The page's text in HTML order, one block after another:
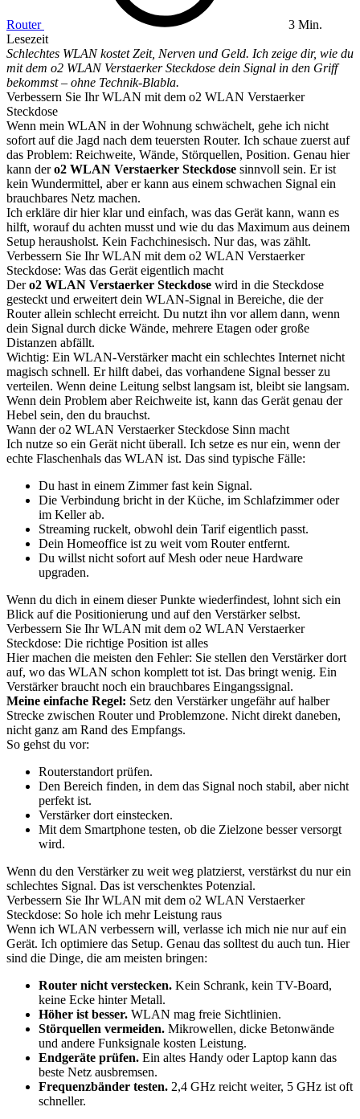
Router
3 Min.
Lesezeit
Schlechtes WLAN kostet Zeit, Nerven und Geld. Ich zeige dir, wie du
mit dem o2 WLAN Verstaerker Steckdose dein Signal in den Griff
bekommst – ohne Technik-Blabla.
Verbessern Sie Ihr WLAN mit dem o2 WLAN Verstaerker
Steckdose
Wenn mein WLAN in der Wohnung schwächelt, gehe ich nicht
sofort auf die Jagd nach dem teuersten Router. Ich schaue zuerst auf
das Problem: Reichweite, Wände, Störquellen, Position. Genau hier
kann dero2 WLAN Verstaerker Steckdose sinnvoll sein. Er ist
kein Wundermittel, aber er kann aus einem schwachen Signal ein
brauchbares Netz machen.
Ich erkläre dir hier klar und einfach, was das Gerät kann, wann es
hilft, worauf du achten musst und wie du das Maximum aus deinem
Setup herausholst. Kein Fachchinesisch. Nur das, was zählt.
Verbessern Sie Ihr WLAN mit dem o2 WLAN Verstaerker
Steckdose: Was das Gerät eigentlich macht
Dero2 WLAN Verstaerker Steckdose wird in die Steckdose
gesteckt und erweitert dein WLAN-Signal in Bereiche, die der
Router allein schlecht erreicht. Du nutzt ihn vor allem dann, wenn
dein Signal durch dicke Wände, mehrere Etagen oder große
Distanzen abfällt.
Wichtig: Ein WLAN-Verstärker macht ein schlechtes Internet nicht
magisch schnell. Er hilft dabei, das vorhandene Signal besser zu
verteilen. Wenn deine Leitung selbst langsam ist, bleibt sie langsam.
Wenn dein Problem aber Reichweite ist, kann das Gerät genau der
Hebel sein, den du brauchst.
Wann der o2 WLAN Verstaerker Steckdose Sinn macht
Ich nutze so ein Gerät nicht überall. Ich setze es nur ein, wenn der
echte Flaschenhals das WLAN ist. Das sind typische Fälle:
Du hast in einem Zimmer fast kein Signal.
Die Verbindung bricht in der Küche, im Schlafzimmer oder
im Keller ab.
Streaming ruckelt, obwohl dein Tarif eigentlich passt.
Dein Homeoffice ist zu weit vom Router entfernt.
Du willst nicht sofort auf Mesh oder neue Hardware
upgraden.
Wenn du dich in einem dieser Punkte wiederfindest, lohnt sich ein
Blick auf die Positionierung und auf den Verstärker selbst.
Verbessern Sie Ihr WLAN mit dem o2 WLAN Verstaerker
Steckdose: Die richtige Position ist alles
Hier machen die meisten den Fehler: Sie stellen den Verstärker dort
auf, wo das WLAN schon komplett tot ist. Das bringt wenig. Ein
Verstärker braucht noch ein brauchbares Eingangssignal.
Meine einfache Regel: Setz den Verstärker ungefähr auf halber
Strecke zwischen Router und Problemzone. Nicht direkt daneben,
nicht ganz am Rand des Empfangs.
So gehst du vor:
Routerstandort prüfen.
Den Bereich finden, in dem das Signal noch stabil, aber nicht
perfekt ist.
Verstärker dort einstecken.
Mit dem Smartphone testen, ob die Zielzone besser versorgt
wird.
Wenn du den Verstärker zu weit weg platzierst, verstärkst du nur ein
schlechtes Signal. Das ist verschenktes Potenzial.
Verbessern Sie Ihr WLAN mit dem o2 WLAN Verstaerker
Steckdose: So hole ich mehr Leistung raus
Wenn ich WLAN verbessern will, verlasse ich mich nie nur auf ein
Gerät. Ich optimiere das Setup. Genau das solltest du auch tun. Hier
sind die Dinge, die am meisten bringen:
Router nicht verstecken. Kein Schrank, kein TV-Board,
keine Ecke hinter Metall.
Höher ist besser. WLAN mag freie Sichtlinien.
Störquellen vermeiden. Mikrowellen, dicke Betonwände
und andere Funksignale kosten Leistung.
Endgeräte prüfen. Ein altes Handy oder Laptop kann das
beste Netz ausbremsen.
Frequenzbänder testen. 2,4 GHz reicht weiter, 5 GHz ist oft
schneller.